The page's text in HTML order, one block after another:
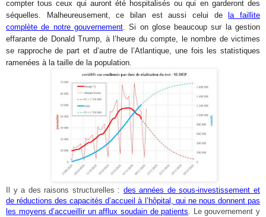
compter tous ceux qui auront été hospitalisés ou qui en garderont des
séquelles. Malheureusement, ce bilan est aussi celui de
la faillite
complète de notre gouvernement. Si on glose beaucoup sur la gestion
effarante de Donald Trump, à l’heure du compte, le nombre de victimes
se rapproche de part et d’autre de l’Atlantique, une fois les statistiques
ramenées à la taille de la population.
Il y a des raisons structurelles : des années de sous-investissement et
de réductions des capacités d’accueil à l’hôpital, qui ne nous donnent pas
les moyens d’accueillir un afflux soudain de patients. Le gouvernement y